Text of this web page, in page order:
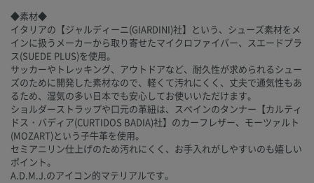
◆素材◆
イタリアの【ジャルディーニ(GIARDINI)社】という、シューズ素材をメ
インに扱うメーカーから取り寄せたマイクロファイバー、スエードプラ
ス(SUEDE PLUS)を使用。
サッカーやトレッキング、アウトドアなど、耐久性が求められるシュー
ズのために開発した素材なので、軽くて汚れにくく、丈夫で通気性もあ
るため、湿気の多い日本でも安心してお使いいただけます。
ショルダーストラップや口元の革紐は、スペインのタンナー【カルティ
ドス・バディア(CURTIDOS BADIA)社】のカーフレザー、モーツァルト
(MOZART)という子牛革を使用。
セミアニリン仕上げのため汚れにくく、お手入れがしやすいのも嬉しい
ポイント。
A.D.M.J.のアイコン的マテリアルです。